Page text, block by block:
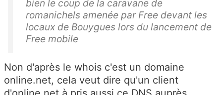
bien le coup de la caravane de
romanichels amenée par Free devant les
locaux de Bouygues lors du lancement de
Free mobile
Non d'après le whois c'est un domaine
online.net, cela veut dire qu'un client